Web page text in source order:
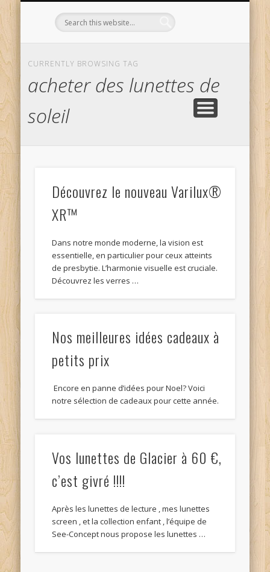
CURRENTLY BROWSING TAG
acheter des lunettes de
soleil
Découvrez le nouveau Varilux®
XR™
essentielle, en particulier pour ceux atteints
de presbytie. L’harmonie visuelle est cruciale.
Découvrez les verres …
Nos meilleures idées cadeaux à
petits prix
notre sélection de cadeaux pour cette année.
Vos lunettes de Glacier à 60 €,
c’est givré !!!!
screen , et la collection enfant , l’équipe de
See-Concept nous propose les lunettes …